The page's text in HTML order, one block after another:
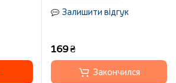
Залишити відгук
169 ₴
Закончился